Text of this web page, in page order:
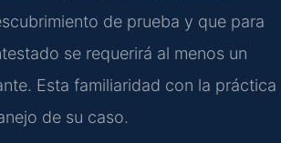
de prueba y que para
se requerirá al menos un
Esta familiaridad con la práctica
de su caso.